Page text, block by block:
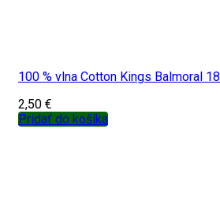
100 % vlna Cotton Kings Balmoral 18
2,50 €
Pridať do košíka